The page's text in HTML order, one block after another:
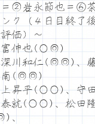
②岩永節也＝⑥
ク（４日目終了
価）～
富伸也(○◎)
深川和仁(◎◎)、
南(◎◎)
昇平(○○)、守
就(○○)、松田
、